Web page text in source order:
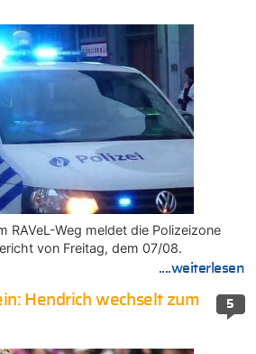
RAVeL-Weg meldet die Polizeizone
von Freitag, dem 07/08.
....weiterlesen
5
Hendrich wechselt zum